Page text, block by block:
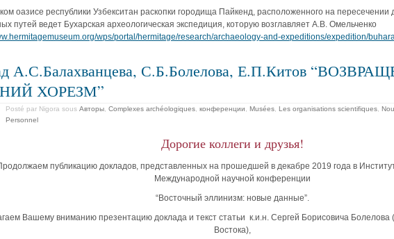
оазисе республики Узбекситан раскопки городища Пайкенд, расположенного на пересечении
путей ведет Бухарская археологическая экспедиция, которую возглавляет А.В. Омельченко
wps/portal/hermitage/research/archaeology-and-expeditions/expedition/
А.С.Балахванцева, С.Б.Болелова, Е.П.Китов
ХОРЕЗМ”
Posté par Nigora sous Авторы Complexes archéologiques конференции Musées Les organisations scientifiques
Personnel
Дорогие коллеги и друзья!
публикацию докладов, представленных на прошедшей в декабре 2019 года в
Международной научной конференции
“Восточный эллинизм: новые данные”.
Вашему вниманию презентацию доклада и текст статьи к.и.н. Сергей Борисовича Болелова
Востока),